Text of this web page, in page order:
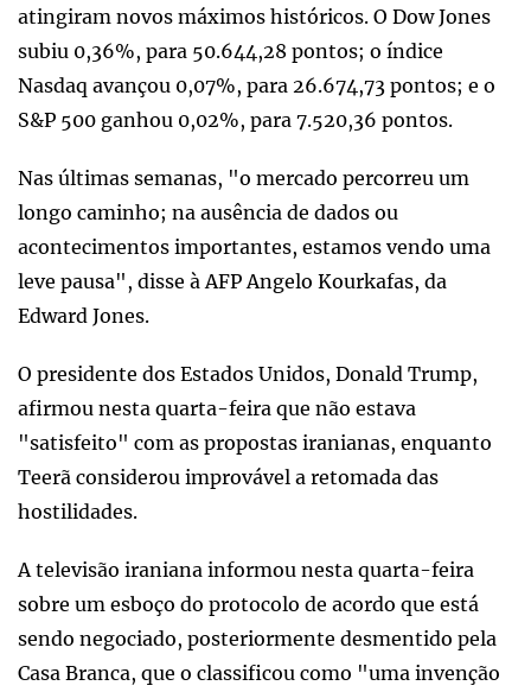
atingiram novos máximos históricos. O Dow Jones
subiu 0,36%, para 50.644,28 pontos; o índice
Nasdaq avançou 0,07%, para 26.674,73 pontos; e o
S&P 500 ganhou 0,02%, para 7.520,36 pontos.
Nas últimas semanas, "o mercado percorreu um
longo caminho; na ausência de dados ou
acontecimentos importantes, estamos vendo uma
leve pausa", disse à AFP Angelo Kourkafas, da
Edward Jones.
O presidente dos Estados Unidos, Donald Trump,
afirmou nesta quarta-feira que não estava
"satisfeito" com as propostas iranianas, enquanto
Teerã considerou improvável a retomada das
hostilidades.
A televisão iraniana informou nesta quarta-feira
sobre um esboço do protocolo de acordo que está
sendo negociado, posteriormente desmentido pela
Casa Branca, que o classificou como "uma invenção